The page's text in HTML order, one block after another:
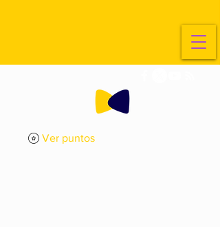
Ver puntos